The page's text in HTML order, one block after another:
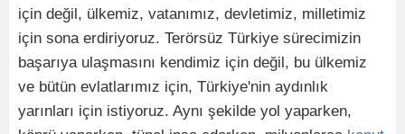
için değil, ülkemiz, vatanımız, devletimiz, milletimiz
için sona erdiriyoruz. Terörsüz Türkiye sürecimizin
başarıya ulaşmasını kendimiz için değil, bu ülkemiz
ve bütün evlatlarımız için, Türkiye'nin aydınlık
yarınları için istiyoruz. Aynı şekilde yol yaparken,